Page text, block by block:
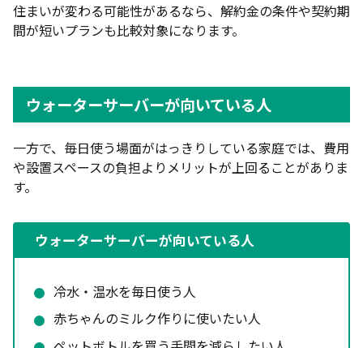
住まいが変わる可能性があるなら、解約金の条件や契約期
間が短いプランも比較対象になります。
ウォーターサーバーが向いている人
一方で、毎日使う場面がはっきりしている家庭では、費用
や設置スペースの負担よりメリットが上回ることがありま
す。
ウォーターサーバーが向いている人
冷水・温水を毎日使う人
赤ちゃんのミルク作りに使いたい人